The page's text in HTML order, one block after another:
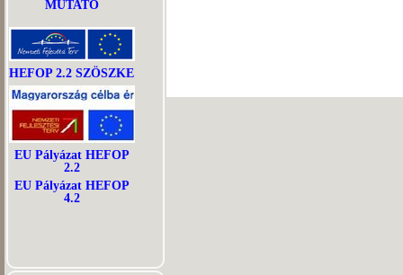
MUTATÓ
HEFOP 2.2 SZÖSZKE
EU Pályázat HEFOP
2.2
EU Pályázat HEFOP
4.2